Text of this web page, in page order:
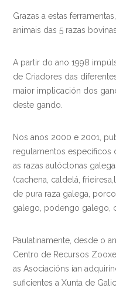
Grazas a estas
animais das 5 razas
A partir do ano 1998
de Criadores das
maior implicación dos
deste gando.
Nos anos 2000 e 2001,
regulamentos específicos
as razas autóctonas
(cachena, caldelá,
de pura raza galega,
galego, podengo galego,
Paulatinamente, desde o
Centro de Recursos
as Asociacións ían
suficientes a Xunta de